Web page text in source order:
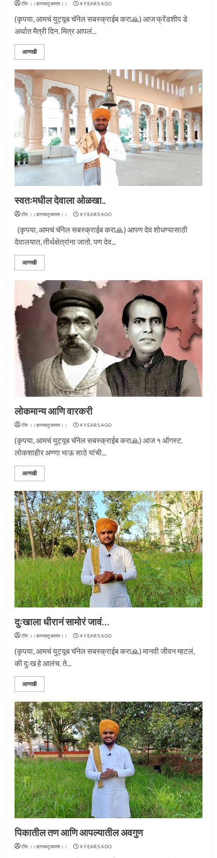
टीम ।।ज्ञानबातुकाराम।। 4 YEARS AGO
(कृपया, आमचं युट्यूब चॅनेल सबस्क्राईब करा🙏) आज फ्रेंडशीप डे
अर्थात मैत्री दिन. मित्र आपलं...
आणखी
स्वतःमधील देवाला ओळखा..
टीम ।।ज्ञानबातुकाराम।। 4 YEARS AGO
(कृपया, आमचं चॅनेल सबस्क्राईब करा🙏) आपण देव शोधण्यासाठी
देवालयात, तीर्थक्षेत्रांना जातो. पण देव...
आणखी
लोकमान्य आणि वारकरी
टीम ।।ज्ञानबातुकाराम।। 4 YEARS AGO
(कृपया, आमचं युट्यूब चॅनेल सबस्क्राईब करा🙏) आज १ ऑगस्ट.
लोकशाहीर अण्णा भाऊ साठे यांची...
आणखी
दुःखाला धीरानं सामोरं जावं…
टीम ।।ज्ञानबातुकाराम।। 4 YEARS AGO
(कृपया, आमचं युट्यूब चॅनेल सबस्क्राईब करा🙏) मानवी जीवन म्हटलं,
की दुःख हे आलंच. ते...
आणखी
पिकातील तण आणि आपल्यातील अवगुण
टीम ।।ज्ञानबातुकाराम।। 4 YEARS AGO
प्रस्थान सोहळ्यासाठी आळंदी सज्ज